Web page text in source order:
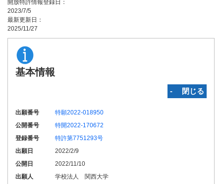
開放特許情報登録日：
2023/7/5
最新更新日：
2025/11/27
基本情報
‐ 閉じる
出願番号
特願2022-018950
公開番号
特開2022-170672
登録番号
特許第7751293号
出願日
2022/2/9
公開日
2022/11/10
出願人
学校法人 関西大学